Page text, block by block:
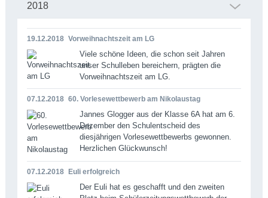
2018
19.12.2018 Vorweihnachtszeit am LG
Viele schöne Ideen, die schon seit Jahren
unser Schulleben bereichern, prägten die
Vorweihnachtszeit am LG.
07.12.2018 60. Vorlesewettbewerb am Nikolaustag
Jannes Glogger aus der Klasse 6A hat am 6.
Dezember den Schulentscheid des
diesjährigen Vorlesewettbewerbs gewonnen.
Herzlichen Glückwunsch!
07.12.2018 Euli erfolgreich
Der Euli hat es geschafft und den zweiten